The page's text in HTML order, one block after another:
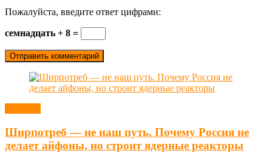
Пожалуйста, введите ответ цифрами:
семнадцать + 8 =
Ширпотреб — не наш путь. Почему Россия не
делает айфоны, но строит ядерные реакторы